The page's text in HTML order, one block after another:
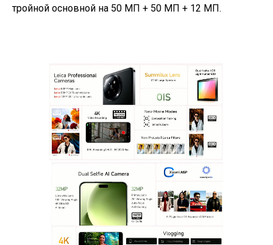
тройной основной на 50 МП + 50 МП + 12 МП.